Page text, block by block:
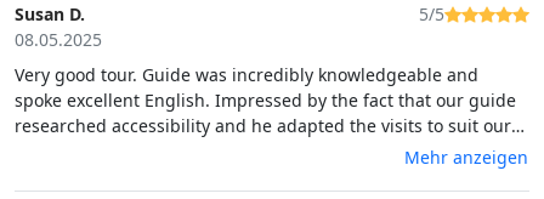
Susan D.
08.05.2025
5/5
Very good tour. Guide was incredibly knowledgeable and
spoke excellent English. Impressed by the fact that our guide
researched accessibility and he adapted the visits to suit our
ages! Well into retirement. Good value for money. VeryMehr anzeigen